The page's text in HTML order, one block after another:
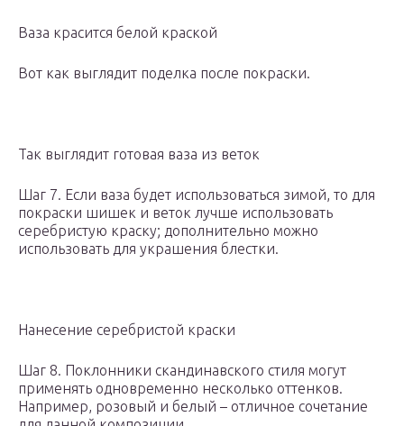
Ваза красится белой краской
Вот как выглядит поделка после покраски.
Так выглядит готовая ваза из веток
Шаг 7. Если ваза будет использоваться зимой, то для
покраски шишек и веток лучше использовать
серебристую краску; дополнительно можно
использовать для украшения блестки.
Нанесение серебристой краски
Шаг 8. Поклонники скандинавского стиля могут
применять одновременно несколько оттенков.
Например, розовый и белый – отличное сочетание